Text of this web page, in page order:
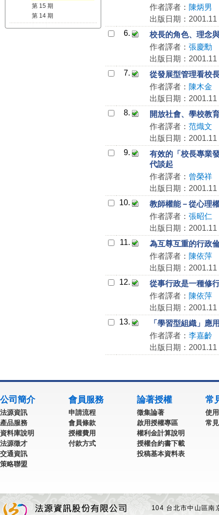
第 15 期
第 14 期
作者譯者： 陳炳男
出版日期：2001.11
6.
校長的角色、理念
作者譯者： 張慶勳
出版日期：2001.11
7.
從發展型管理看校
作者譯者： 陳木金
出版日期：2001.11
8.
開放社會、學校教
作者譯者： 范熾文
出版日期：2001.11
9.
有效的「校長專業
代談起
作者譯者： 曾榮祥
出版日期：2001.11
10.
教師權能－從心理
作者譯者： 張昭仁
出版日期：2001.11
11.
為互尊互重的行政
作者譯者： 陳依萍
出版日期：2001.11
12.
從事行政是一種修
作者譯者： 陳依萍
出版日期：2001.11
13.
「學習型組織」應
作者譯者： 李嘉齡
出版日期：2001.11
公司簡介
法源資訊
產品服務
資料庫說明
法源徵才
交通資訊
策略聯盟
會員服務
申請流程
會員條款
授權費用
付款方式
論著授權
徵集論著
啟用授權專區
權利金計算說明
授權合約書下載
投稿基本資料表
常
使
常
104 台北市中山區